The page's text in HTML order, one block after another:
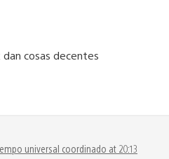
cosas decentes
universal coordinado at 20:13